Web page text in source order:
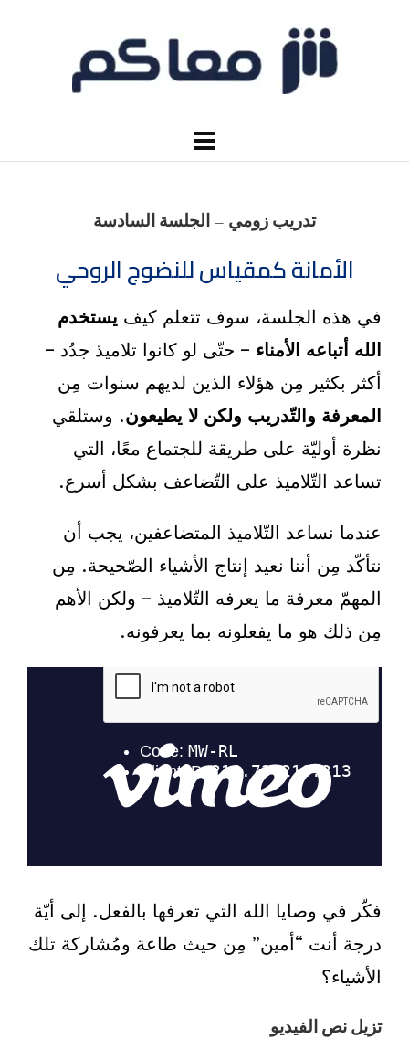
تدريب زومي – الجلسة السادسة
الأمانة كمقياس للنضوج الروحي
في هذه الجلسة، سوف تتعلم كيف يستخدم
الله أتباعه الأمناء – حتّى لو كانوا تلاميذ جدُد –
أكثر بكثير مِن هؤلاء الذين لديهم سنوات مِن
المعرفة والتّدريب ولكن لا يطيعون. وستلقي
نظرة أوليّة على طريقة للجتماع معًا، التي
تساعد التّلاميذ على التّضاعف بشكل أسرع.
عندما نساعد التّلاميذ المتضاعفين، يجب أن
نتأكّد مِن أننا نعيد إنتاج الأشياء الصّحيحة. مِن
المهمّ معرفة ما يعرفه التّلاميذ – ولكن الأهم
مِن ذلك هو ما يفعلونه بما يعرفونه.
فكّر في وصايا الله التي تعرفها بالفعل. إلى أيّة
درجة أنت “أمين” مِن حيث طاعة ومُشاركة تلك
الأشياء؟
تزيل نص الفيديو